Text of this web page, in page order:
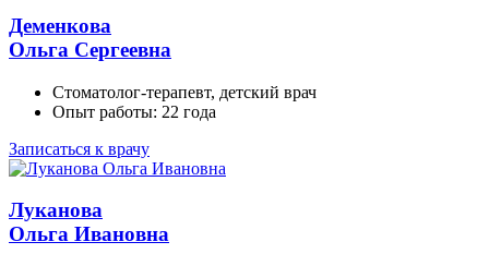
Деменкова
Ольга Сергеевна
Стоматолог-терапевт, детский врач
Опыт работы: 22 года
Записаться к врачу
Луканова
Ольга Ивановна